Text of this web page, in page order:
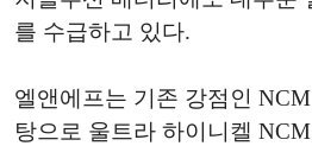
를 수급하고 있다.
엘앤에프는 기존 강점인
탕으로 울트라 하이니켈